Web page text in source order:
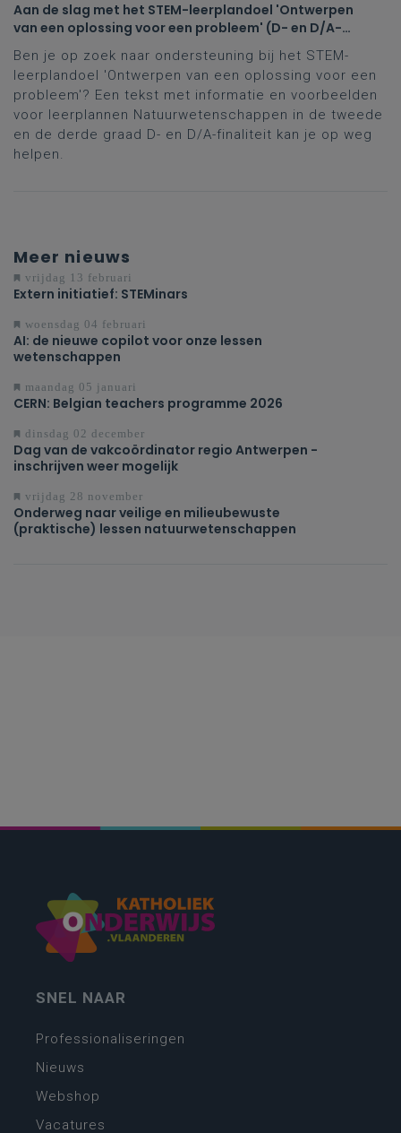
Aan de slag met het STEM-leerplandoel 'Ontwerpen
van een oplossing voor een probleem' (D- en D/A-
finaliteit tweede en derde graad)
Ben je op zoek naar ondersteuning bij het STEM-
leerplandoel 'Ontwerpen van een oplossing voor een
probleem'? Een tekst met informatie en voorbeelden
voor leerplannen Natuurwetenschappen in de tweede
en de derde graad D- en D/A-finaliteit kan je op weg
helpen.
Meer nieuws
vrijdag 13 februari
Extern initiatief: STEMinars
woensdag 04 februari
AI: de nieuwe copilot voor onze lessen
wetenschappen
maandag 05 januari
CERN: Belgian teachers programme 2026
dinsdag 02 december
Dag van de vakcoördinator regio Antwerpen -
inschrijven weer mogelijk
vrijdag 28 november
Onderweg naar veilige en milieubewuste
(praktische) lessen natuurwetenschappen
SNEL NAAR
Professionaliseringen
Nieuws
Webshop
Vacatures